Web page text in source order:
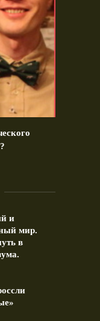
и
мир.
в